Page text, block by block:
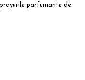
parfumante de